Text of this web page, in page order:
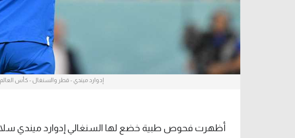
إدوارد ميندي - قطر والسنغال - كأس العالم
أظهرت فحوص طبية خضع لها السنغالي إدوارد ميندي